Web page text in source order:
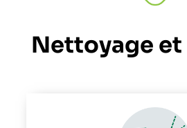
Nettoyage